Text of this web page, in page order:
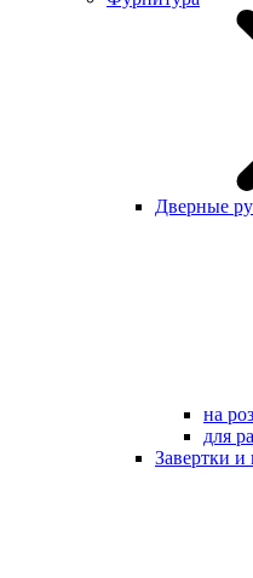
Дверные
на
для
Завертки и